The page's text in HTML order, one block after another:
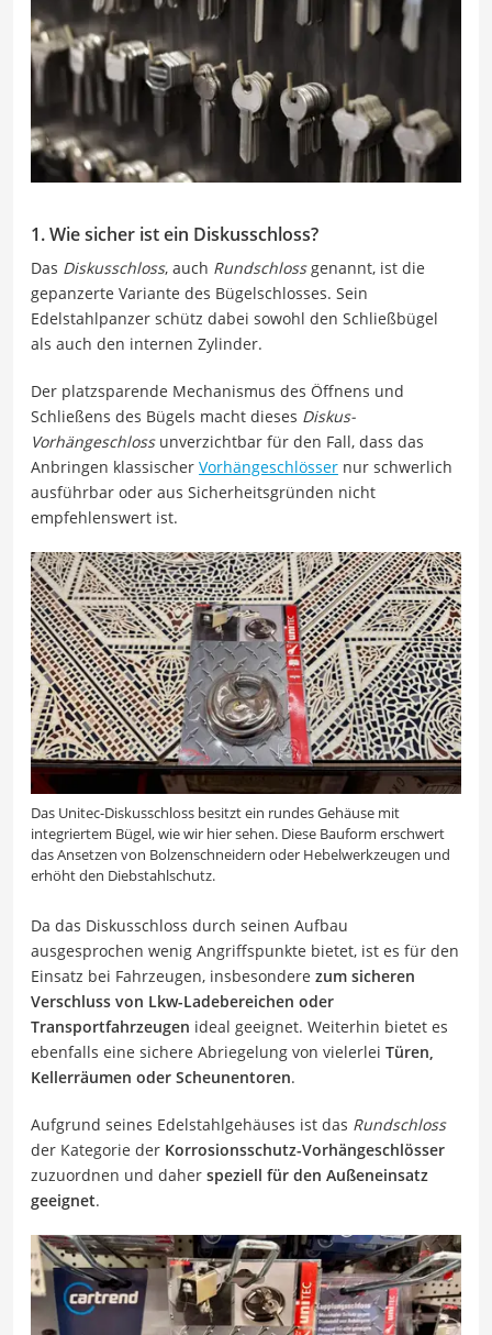
1. Wie sicher ist ein Diskusschloss?
Das Diskusschloss, auch Rundschlossgenannt, ist die
gepanzerte Variante des Bügelschlosses. Sein
Edelstahlpanzer schütz dabei sowohl den Schließbügel
als auch den internen Zylinder.
Der platzsparende Mechanismus des Öffnens und
Schließens des Bügels macht dieses Diskus-
Vorhängeschlossunverzichtbar für den Fall, dass das
Anbringen klassischer Vorhängeschlösser nur schwerlich
ausführbar oder aus Sicherheitsgründen nicht
empfehlenswert ist.
Das Unitec-Diskusschloss besitzt ein rundes Gehäuse mit
integriertem Bügel, wie wir hier sehen. Diese Bauform erschwert
das Ansetzen von Bolzenschneidern oder Hebelwerkzeugen und
erhöht den Diebstahlschutz.
Da das Diskusschloss durch seinen Aufbau
ausgesprochen wenig Angriffspunkte bietet, ist es für den
Einsatz bei Fahrzeugen, insbesondere zum sicheren
Verschluss von Lkw-Ladebereichen oder
Transportfahrzeugen ideal geeignet. Weiterhin bietet es
ebenfalls eine sichere Abriegelung von vielerlei Türen,
Kellerräumen oder Scheunentoren.
Aufgrund seines Edelstahlgehäuses ist das Rundschloss
der Kategorie der Korrosionsschutz-Vorhängeschlösser
zuzuordnen und daher speziell für den Außeneinsatz
geeignet.